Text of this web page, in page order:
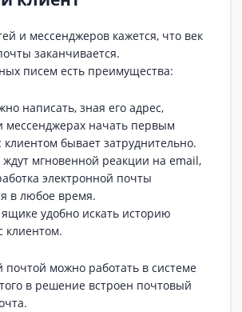
и мессенджеров кажется, что век
заканчивается.
писем есть преимущества:
написать, зная его адрес,
мессенджерах начать первым
клиентом бывает затруднительно.
мгновенной реакции на email,
электронной почты
в любое время.
удобно искать историю
клиентом.
почтой можно работать в системе
в решение встроен почтовый